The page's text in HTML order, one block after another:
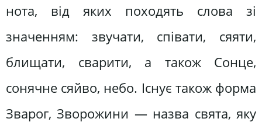
нота, від яких походять слова зі
значенням: звучати, співати, сяяти,
блищати, сварити, а також Сонце,
сонячне сяйво, небо. Існує також форма
Зварог, Зворожини — назва свята, яку